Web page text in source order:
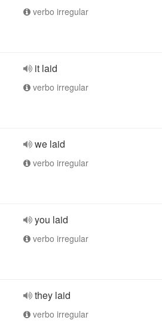
verbo irregular
it laid
verbo irregular
we laid
verbo irregular
you laid
verbo irregular
they laid
verbo irregular